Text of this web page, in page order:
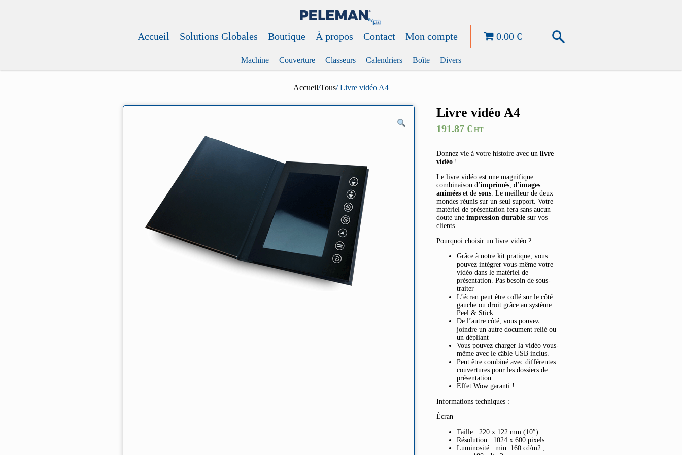
Accueil Solutions Globales Boutique À propos Contact Mon compte 0.00 €
Machine Couverture Classeurs Calendriers Boîte Divers
Accueil/Tous/ Livre vidéo A4
Livre vidéo A4
191.87 € HT
Donnez vie à votre histoire avec unlivre
vidéo!
Le livre vidéo est une magnifique
combinaison d’imprimés, d’images
animéeset de sons. Le meilleur de deux
mondes réunis sur un seul support. Votre
matériel de présentation fera sans aucun
doute une impression durablesur vos
clients.
Pourquoi choisir un livre vidéo ?
Grâce à notre kit pratique, vous
pouvez intégrer vous-même votre
vidéo dans le matériel de
présentation. Pas besoin de sous-
traiter
L’écran peut être collé sur le côté
gauche ou droit grâce au système
Peel & Stick
De l’autre côté, vous pouvez
joindre un autre document relié ou
un dépliant
Vous pouvez charger la vidéo vous-
même avec le câble USB inclus.
Peut être combiné avec différentes
couvertures pour les dossiers de
présentation
Effet Wow garanti !
Informations techniques :
Écran
Taille : 220 x 122 mm (10″)
Résolution : 1024 x 600 pixels
Luminosité : min. 160 cd/m2 ;